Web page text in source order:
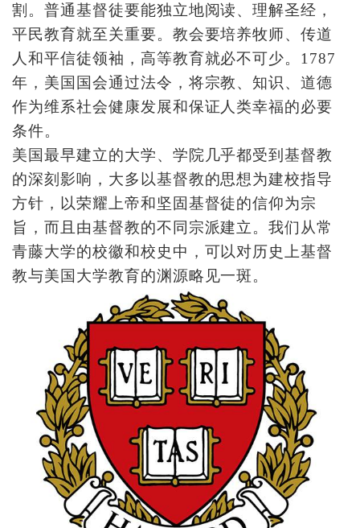
割。普通基督徒要能独立地阅读、理解圣经，
平民教育就至关重要。教会要培养牧师、传道
人和平信徒领袖，高等教育就必不可少。1787
年，美国国会通过法令，将宗教、知识、道德
作为维系社会健康发展和保证人类幸福的必要
条件。
美国最早建立的大学、学院几乎都受到基督教
的深刻影响，大多以基督教的思想为建校指导
方针，以荣耀上帝和坚固基督徒的信仰为宗
旨，而且由基督教的不同宗派建立。我们从常
青藤大学的校徽和校史中，可以对历史上基督
教与美国大学教育的渊源略见一斑。